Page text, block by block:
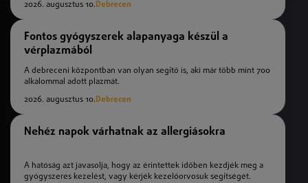
2026. augusztus 10.Debrecen
Fontos gyógyszerek alapanyaga készül a
vérplazmából
A debreceni központban van olyan segítő is, aki már több mint 700
alkalommal adott plazmát.
2026. augusztus 10.Debrecen
Nehéz napok várhatnak az allergiásokra
A hatóság azt javasolja, hogy az érintettek időben kezdjék meg a
gyógyszeres kezelést, vagy kérjék kezelőorvosuk segítségét.